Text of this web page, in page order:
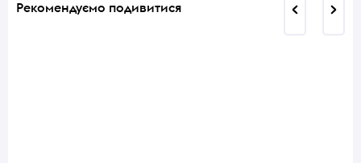
Рекомендуємо подивитися